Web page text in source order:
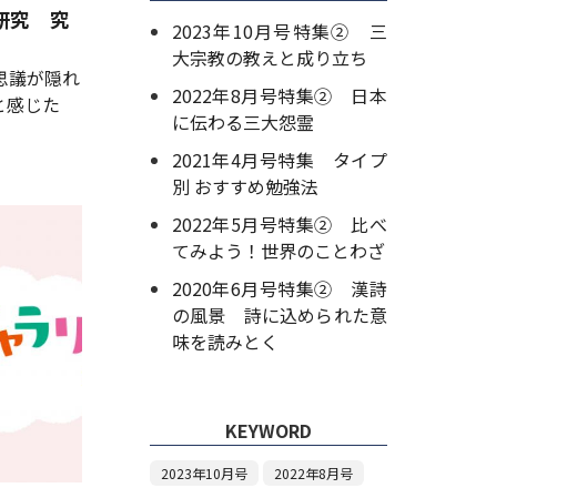
究 究
議が隠れ
感じた
2023年10月号特集② 三
大宗教の教えと成り立ち
2022年8月号特集② 日本
に伝わる三大怨霊
2021年4月号特集 タイプ
別 おすすめ勉強法
2022年5月号特集② 比べ
てみよう！世界のことわざ
2020年6月号特集② 漢詩
の風景 詩に込められた意
味を読みとく
KEYWORD
2023年10月号
2022年8月号